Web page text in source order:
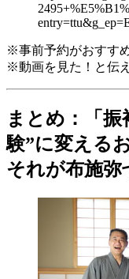
※事前予約がおすすめ
※動画を見た！と伝
まとめ：「
験”に変える
それが布施弥